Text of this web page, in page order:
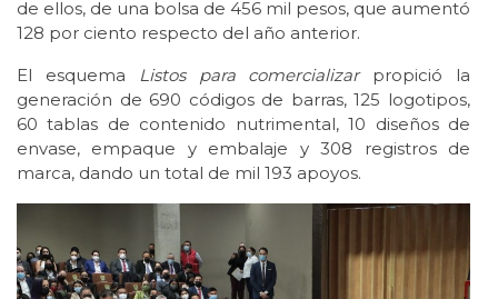
de ellos, de una bolsa de 456 mil pesos, que aumentó
128 por ciento respecto del año anterior.
El esquema Listos para comercializarpropició la
generación de 690 códigos de barras, 125 logotipos,
60 tablas de contenido nutrimental, 10 diseños de
envase, empaque y embalaje y 308 registros de
marca, dando un total de mil 193 apoyos.